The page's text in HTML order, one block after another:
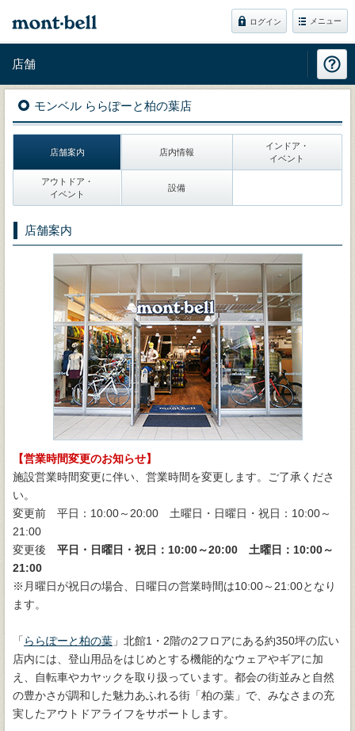
ログイン メニュー
店舗
モンベル ららぽーと柏の葉店
店舗案内 店内情報
インドア・
イベント
アウトドア・
イベント
設備
店舗案内
【営業時間変更のお知らせ】
施設営業時間変更に伴い、営業時間を変更します。ご了承くださ
い。
変更前 平日：10:00～20:00 土曜日・日曜日・祝日：10:00～
21:00
変更後 平日・日曜日・祝日：10:00～20:00 土曜日：10:00～
21:00
※月曜日が祝日の場合、日曜日の営業時間は10:00～21:00となり
ます。
「 ららぽーと柏の葉 」北館1・2階の2フロアにある約350坪の広い
店内には、登山用品をはじめとする機能的なウェアやギアに加
え、自転車やカヤックを取り扱っています。都会の街並みと自然
の豊かさが調和した魅力あふれる街「柏の葉」で、みなさまの充
実したアウトドアライフをサポートします。